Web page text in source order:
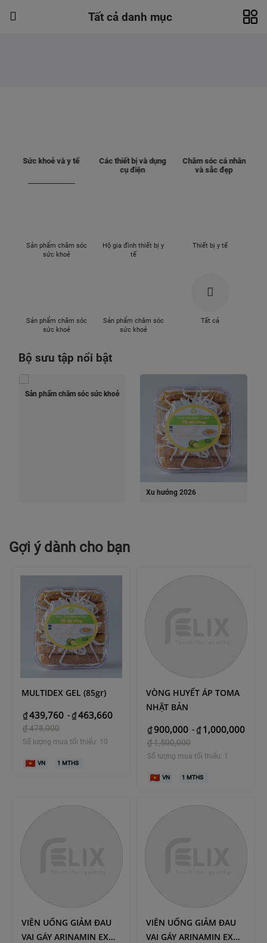
Tất cả danh mục
Sức khoẻ và y tế
Các thiết bị và dụng
cụ điện
Chăm sóc cá nhân
và sắc đẹp
Sản phẩm chăm sóc
sức khoẻ
Hộ gia đình thiết bị y
tế
Thiết bị y tế
Sản phẩm chăm sóc
sức khoẻ
Sản phẩm chăm sóc
sức khoẻ
Tất cả
Bộ sưu tập nổi bật
Sản phẩm chăm sóc sức khoẻ
Xu hướng 2026
Gợi ý dành cho bạn
MULTIDEX GEL (85gr)
₫439,760 -₫463,660
₫478,000
Số lượng mua tối thiểu: 10
VN 1 MTHS
VÒNG HUYẾT ÁP TOMA
NHẬT BẢN
₫ 900,000 -₫ 1,000,000
₫1,500,000
Số lượng mua tối thiểu: 1
VN 1 MTHS
VIÊN UỐNG GIẢM ĐAU
VAI GÁY ARINAMIN EX
VIÊN UỐNG GIẢM ĐAU
VAI GÁY ARINAMIN EX